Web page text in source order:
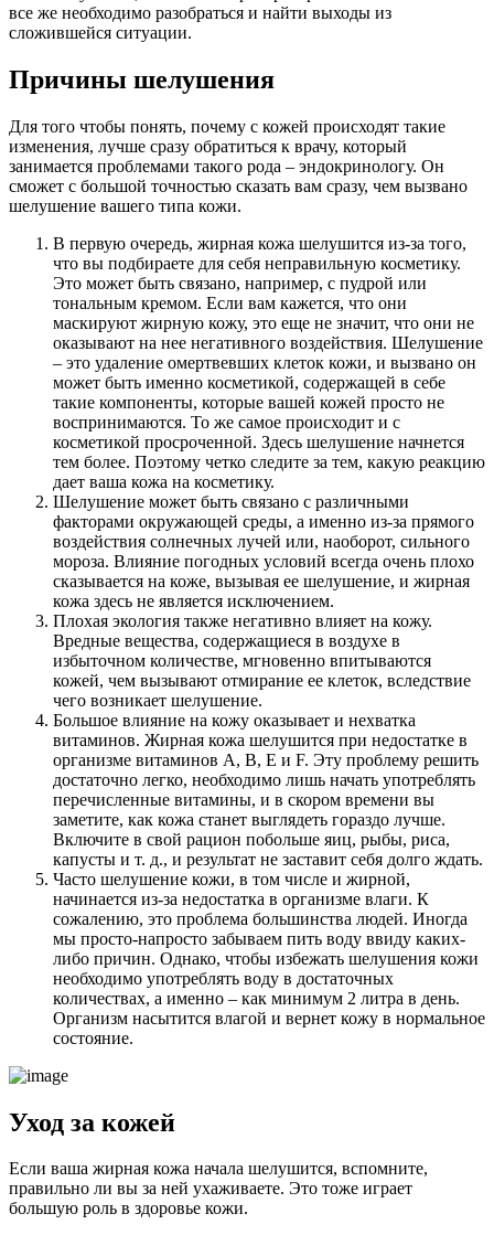
все же необходимо разобраться и найти выходы из
сложившейся ситуации.
Причины шелушения
Для того чтобы понять, почему с кожей происходят такие
изменения, лучше сразу обратиться к врачу, который
занимается проблемами такого рода – эндокринологу. Он
сможет с большой точностью сказать вам сразу, чем вызвано
шелушение вашего типа кожи.
В первую очередь, жирная кожа шелушится из-за того,
что вы подбираете для себя неправильную косметику.
Это может быть связано, например, с пудрой или
тональным кремом. Если вам кажется, что они
маскируют жирную кожу, это еще не значит, что они не
оказывают на нее негативного воздействия. Шелушение
– это удаление омертвевших клеток кожи, и вызвано он
может быть именно косметикой, содержащей в себе
такие компоненты, которые вашей кожей просто не
воспринимаются. То же самое происходит и с
косметикой просроченной. Здесь шелушение начнется
тем более. Поэтому четко следите за тем, какую реакцию
дает ваша кожа на косметику.
Шелушение может быть связано с различными
факторами окружающей среды, а именно из-за прямого
воздействия солнечных лучей или, наоборот, сильного
мороза. Влияние погодных условий всегда очень плохо
сказывается на коже, вызывая ее шелушение, и жирная
кожа здесь не является исключением.
Плохая экология также негативно влияет на кожу.
Вредные вещества, содержащиеся в воздухе в
избыточном количестве, мгновенно впитываются
кожей, чем вызывают отмирание ее клеток, вследствие
чего возникает шелушение.
Большое влияние на кожу оказывает и нехватка
витаминов. Жирная кожа шелушится при недостатке в
организме витаминов A, B, E и F. Эту проблему решить
достаточно легко, необходимо лишь начать употреблять
перечисленные витамины, и в скором времени вы
заметите, как кожа станет выглядеть гораздо лучше.
Включите в свой рацион побольше яиц, рыбы, риса,
капусты и т. д., и результат не заставит себя долго ждать.
Часто шелушение кожи, в том числе и жирной,
начинается из-за недостатка в организме влаги. К
сожалению, это проблема большинства людей. Иногда
мы просто-напросто забываем пить воду ввиду каких-
либо причин. Однако, чтобы избежать шелушения кожи
необходимо употреблять воду в достаточных
количествах, а именно – как минимум 2 литра в день.
Организм насытится влагой и вернет кожу в нормальное
состояние.
Уход за кожей
Если ваша жирная кожа начала шелушится, вспомните,
правильно ли вы за ней ухаживаете. Это тоже играет
большую роль в здоровье кожи.